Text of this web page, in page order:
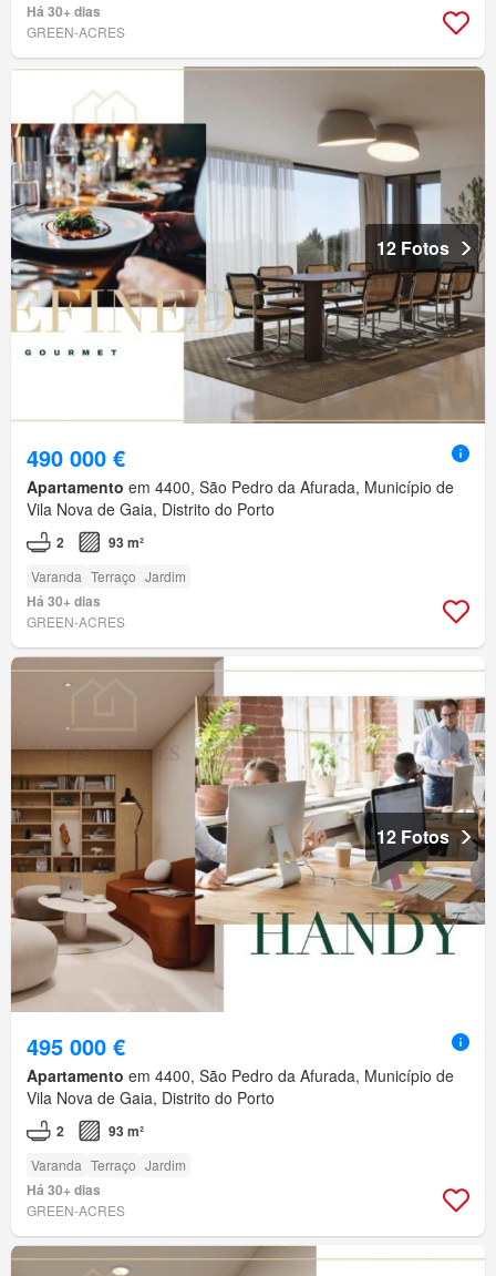
Há 30+ dias
GREEN-ACRES
12 Fotos
490 000 €
Apartamento em 4400, São Pedro da Afurada, Município de
Vila Nova de Gaia, Distrito do Porto
2 93 m²
Varanda Terraço Jardim
Há 30+ dias
GREEN-ACRES
12 Fotos
495 000 €
Apartamento em 4400, São Pedro da Afurada, Município de
Vila Nova de Gaia, Distrito do Porto
2 93 m²
Varanda Terraço Jardim
Há 30+ dias
GREEN-ACRES